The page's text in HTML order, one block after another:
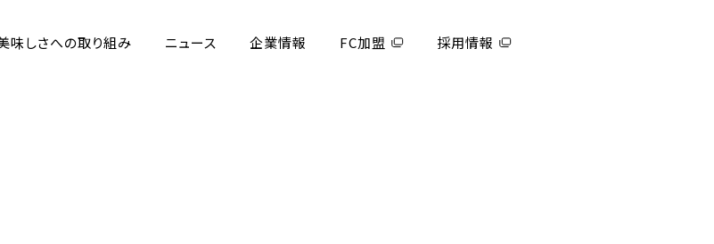
味しさへの取り組み ニュース 企業情報 FC加盟 採用情報